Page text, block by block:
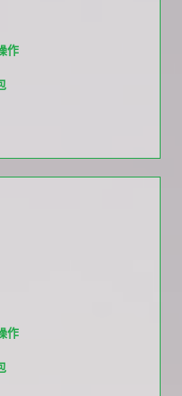
作
作